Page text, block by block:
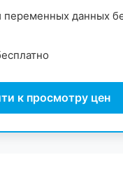
переменных данных
к просмотру цен